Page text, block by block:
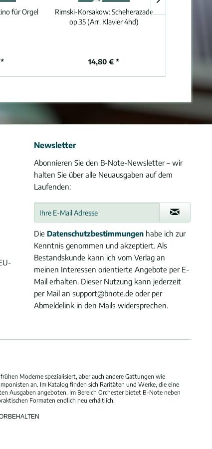
für Orgel Rimski-Korsakow:Scheherazade
op.35 (Arr. Klavier 4hd)
14,80 € *
Newsletter
Abonnieren Sie den B-Note-Newsletter – wir
halten Sie über alle Neuausgaben auf dem
Laufenden:
Die Datenschutzbestimmungen habe ich zur
Kenntnis genommen und akzeptiert. Als
Bestandskunde kann ich vom Verlag an
meinen Interessen orientierte Angebote per E-
Mail erhalten. Dieser Nutzung kann jederzeit
per Mail an support@bnote.de oder per
Abmeldelink in den Mails widersprechen.
Moderne spezialisiert, aber auch andere Gattungen wie
an. Im Katalog finden sich Raritäten und Werke, die eine
Ausgaben angeboten. Im Bereich Orchester bietet B-Note neben
Formaten endlich neu erhältlich.